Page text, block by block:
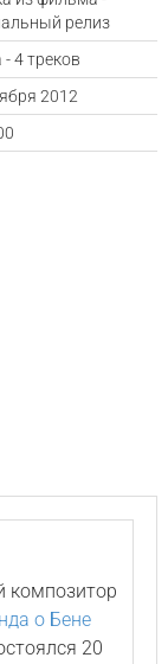
релиз
4 треков
2012
композитор
о Бене
20